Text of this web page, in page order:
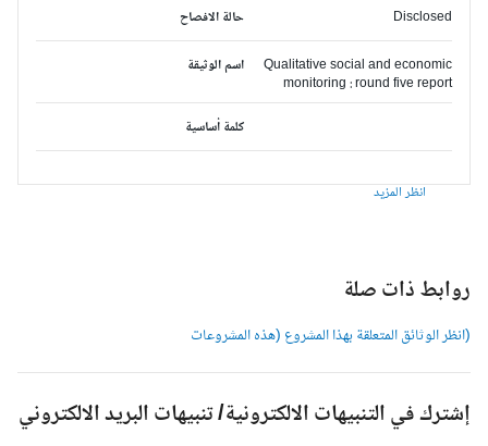
حالة الافصاح Disclosed
اسم الوثيقة
Qualitative social and economic
monitoring : round five report
كلمة أساسية
انظر المزيد
روابط ذات صلة
(انظر الوثائق المتعلقة بهذا المشروع (هذه المشروعات
إشترك في التنبيهات الالكترونية/ تنبيهات البريد الالكتروني